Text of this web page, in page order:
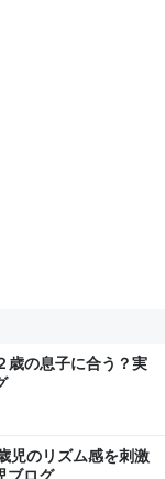
歳の息子に合う？実
児のリズム感を刺激